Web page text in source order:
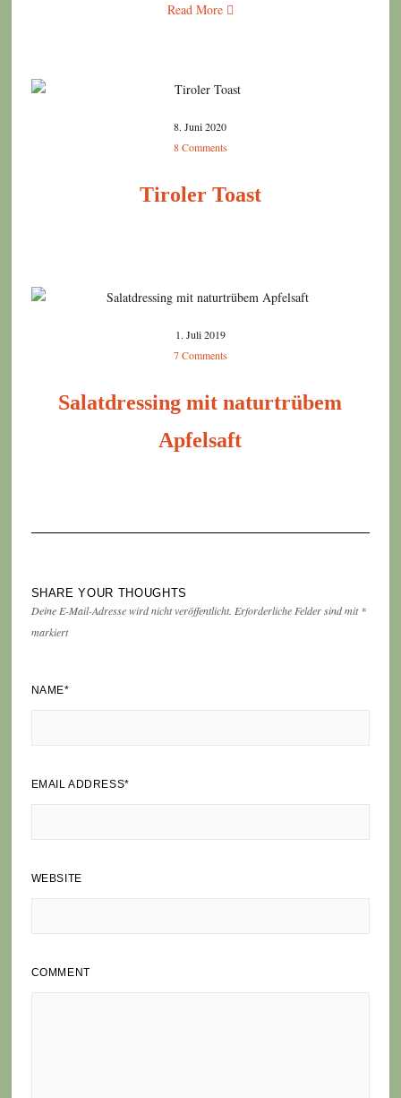
Read More
8. Juni 2020
8 Comments
Tiroler Toast
1. Juli 2019
7 Comments
Salatdressing mit naturtrübem
Apfelsaft
SHARE YOUR THOUGHTS
Deine E-Mail-Adresse wird nicht veröffentlicht. Erforderliche Felder sind mit*
markiert
NAME*
EMAIL ADDRESS*
WEBSITE
COMMENT